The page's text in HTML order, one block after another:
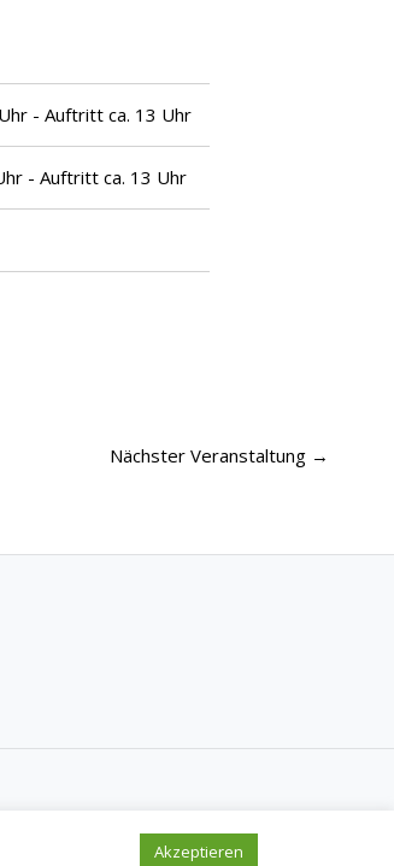
- Auftritt ca. 13 Uhr
- Auftritt ca. 13 Uhr
Nächster Veranstaltung →
Akzeptieren